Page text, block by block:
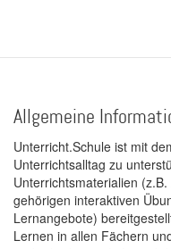
Allgemeine
Unterricht.Schule ist mit
Unterrichtsalltag zu
Unterrichtsmaterialien
gehörigen interaktiven
Lernangebote)
Lernen in allen Fächern